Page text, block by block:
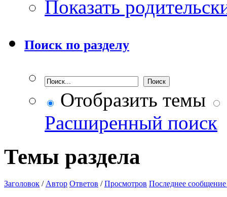
Показать
Поиск по разделу
Отобразить темы
Расширенный поиск
Темы раздела
Заголовок / Автор Ответов /Просмотров Последнее сообщение